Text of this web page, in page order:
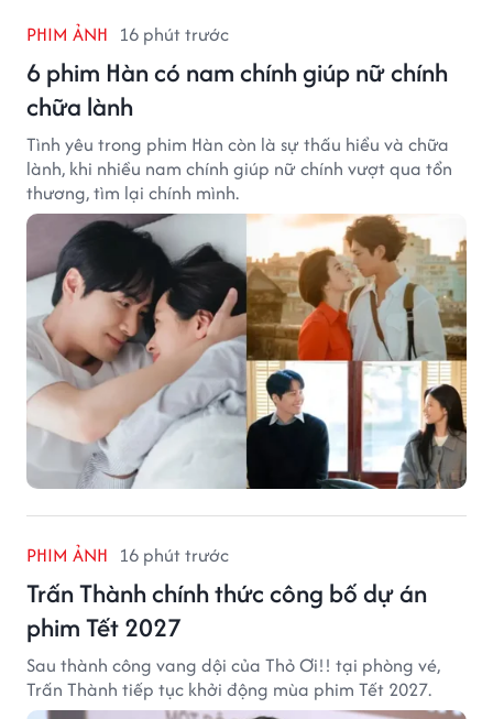
PHIM ẢNH 16 phút trước
6 phim Hàn có nam chính giúp nữ chính
chữa lành
Tình yêu trong phim Hàn còn là sự thấu hiểu và chữa
lành, khi nhiều nam chính giúp nữ chính vượt qua tổn
thương, tìm lại chính mình.
PHIM ẢNH 16 phút trước
Trấn Thành chính thức công bố dự án
phim Tết 2027
Sau thành công vang dội của Thỏ Ơi!! tại phòng vé,
Trấn Thành tiếp tục khởi động mùa phim Tết 2027.